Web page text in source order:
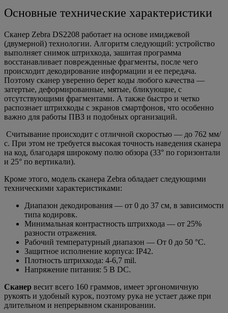
Основные технические характеристики
Сканер Zebra DS2208 работает на основе имиджевой
(двумерной) технологии. Алгоритм следующий: устройство
выполняет снимок штрихкода, зашитая программа
восстанавливает поврежденные фрагменты, после чего
происходит декодирование информации и ее передача.
Поэтому сканер уверенно берет коды любого качества —
затертые, деформированные, мятые, бликующие, с
отсутствующими фрагментами. А также быстро и четко
распознает штрихкоды с экранов смартфонов, что особенно
важно для работы ПВЗ и подобных организаций.
Считывание происходит с отличной скоростью — до 762 мм/
с. При этом не требуется высокая точность наведения сканера
на код, благодаря широкому полю обзора (33° по горизонтали
и 25° по вертикали).
Кроме этого, модель сканера Zebra обладает следующими
техническими характеристиками:
Диапазон декодирования — от 0 до 37 см, в зависимости
типа кодировк.
Минимальная контрастность штрихкода — от 25%
разности отражения.
Рабочий температурный диапазон — От 0 до 50 °C.
Защитное исполнение корпуса: IP42.
Плотность штрихкода: 4-6,7 mil.
Напряжение питания: 5 В DC.
Сканер весит всего 160 граммов, имеет эргономичную
рукоять и удобный курок, поэтому рука не устает даже при
длительном и непрерывном сканировании.